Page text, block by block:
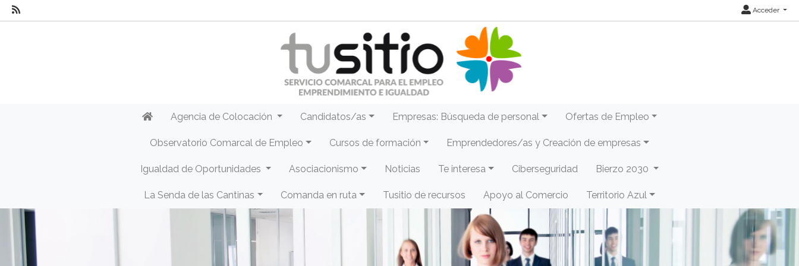
Acceder
Agencia de Colocación Candidatos/as Empresas: Búsqueda de personal Ofertas de Empleo
Observatorio Comarcal de Empleo Cursos de formación Emprendedores/as y Creación de empresas
Igualdad de Oportunidades Asociacionismo Noticias Te interesa Ciberseguridad Bierzo 2030
La Senda de las Cantinas Comanda en ruta Tusitio de recursos Apoyo al Comercio Territorio Azul